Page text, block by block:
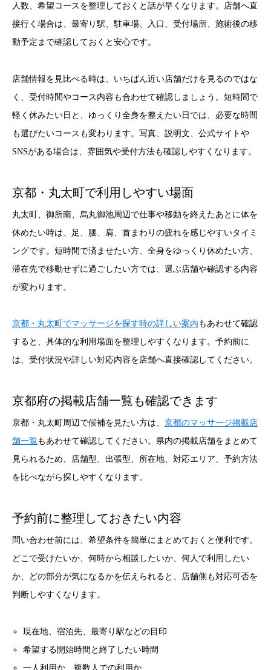
人数、希望コースを整理しておくと話が早くなります。店舗へ直
接行く場合は、最寄り駅、駐車場、入口、受付場所、施術後の移
動予定まで確認しておくと安心です。
店舗情報を見比べる時は、いちばん近い店舗だけを見るのではな
く、受付時間やコース内容も合わせて確認しましょう。短時間で
軽く休みたい日と、ゆっくり全身を整えたい日では、必要な時間
も選びたいコースも変わります。写真、説明文、公式サイトや
SNSがある場合は、雰囲気や受付方法も確認しやすくなります。
京都・丸太町で利用しやすい場面
丸太町、御所南、烏丸御池周辺で仕事や移動を終えたあとに体を
休めたい時は、足、腰、肩、首まわりの疲れを感じやすいタイミ
ングです。短時間で済ませたい方、全身をゆっくり休めたい方、
滞在先で移動せずに過ごしたい方では、選ぶ店舗や確認する内容
が変わります。
京都・丸太町でマッサージを探す時の詳しい案内 もあわせて確認
すると、具体的な利用場面を整理しやすくなります。予約前に
は、受付状況や詳しい対応内容を店舗へ直接確認してください。
京都府の掲載店舗一覧も確認できます
京都・丸太町周辺で候補を見たい方は、 京都のマッサージ掲載店
舗一覧もあわせて確認してください。県内の掲載店舗をまとめて
見られるため、店舗型、出張型、所在地、対応エリア、予約方法
を比べながら探しやすくなります。
予約前に整理しておきたい内容
問い合わせ前には、希望条件を簡単にまとめておくと便利です。
どこで受けたいか、何時から相談したいか、何人で利用したい
か、どの部分が気になるかを伝えられると、店舗側も対応可否を
判断しやすくなります。
現在地、宿泊先、最寄り駅などの目印
希望する開始時間と終了したい時間
一人利用か、複数人での利用か